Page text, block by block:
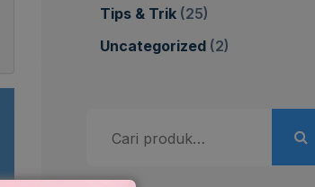
Tips & Trik (25)
Uncategorized (2)
untuk: